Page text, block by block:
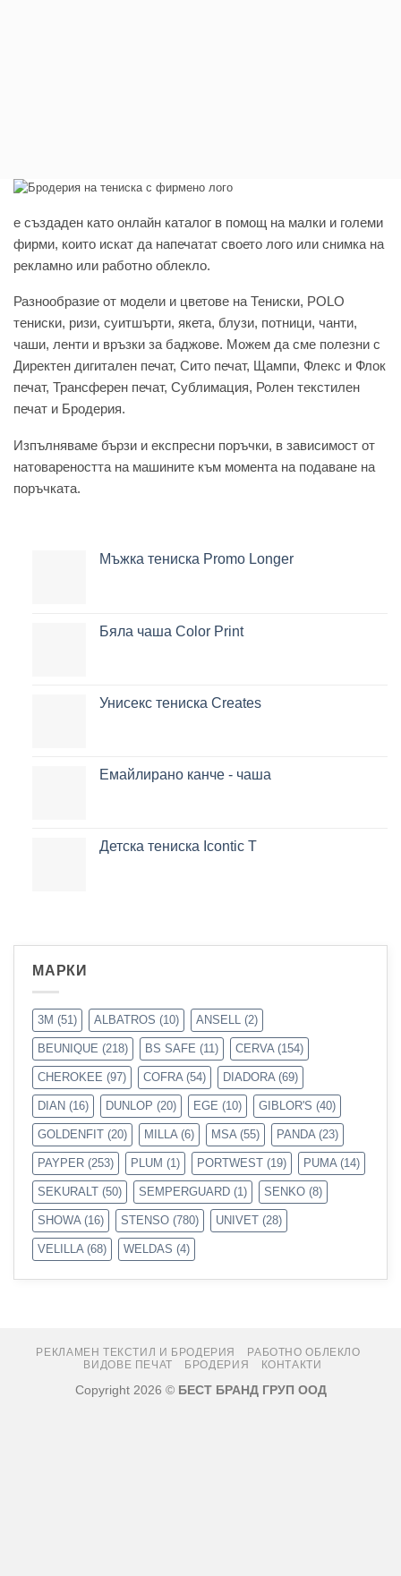
e създаден като онлайн каталог в помощ на малки и големи
фирми, които искат да напечатат своето лого или снимка на
рекламно или работно облекло.
Разнообразие от модели и цветове на Тениски, POLO
тениски, ризи, суитшърти, якета, блузи, потници, чанти,
чаши, ленти и връзки за баджове. Можем да сме полезни с
Директен дигитален печат, Сито печат, Щампи, Флекс и Флок
печат, Трансферен печат, Сублимация, Ролен текстилен
печат и Бродерия.
Изпълняваме бързи и експресни поръчки, в зависимост от
натовареността на машините към момента на подаване на
поръчката.
Мъжка тениска Promo Longer
Бяла чаша Color Print
Унисекс тениска Creates
Емайлирано канче - чаша
Детска тениска Icontic T
МАРКИ
3M (51) ALBATROS (10) ANSELL (2)
BEUNIQUE (218) BS SAFE (11) CERVA(154)
CHEROKEE (97) COFRA(54) DIADORA(69)
DIAN (16) DUNLOP (20) EGE (10) GIBLOR'S (40)
GOLDENFIT (20) MILLA(6) MSA(55) PANDA(23)
PAYPER (253) PLUM (1) PORTWEST (19) PUMA(14)
SEKURALT (50) SEMPERGUARD (1) SENKO (8)
SHOWA(16) STENSO (780) UNIVET (28)
VELILLA(68) WELDAS (4)
РЕКЛАМЕН ТЕКСТИЛ И БРОДЕРИЯ
РАБОТНО ОБЛЕКЛО
ВИДОВЕ ПЕЧАТ
БРОДЕРИЯ КОНТАКТИ
Copyright 2026 © БЕСТ БРАНД ГРУП ООД